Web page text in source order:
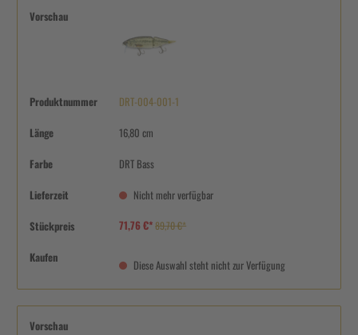
Vorschau
Produktnummer DRT-004-001-1
Länge 16,80 cm
Farbe DRT Bass
Lieferzeit Nicht mehr verfügbar
Stückpreis 71,76 €*89,70 €*
Kaufen
Diese Auswahl steht nicht zur Verfügung
Vorschau